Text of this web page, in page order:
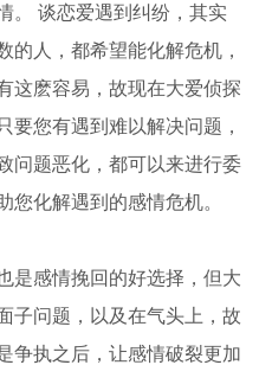
。 谈恋爱遇到纠纷，其实
的人，都希望能化解危机，
这麽容易，故现在大爱侦探
要您有遇到难以解决问题，
问题恶化，都可以来进行委
您化解遇到的感情危机。
是感情挽回的好选择，但大
子问题，以及在气头上，故
争执之后，让感情破裂更加